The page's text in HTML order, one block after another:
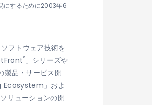
にするために2003年6
フトウェア技術を
® 」シリーズや
製品・サービス開
」およ
リューションの開